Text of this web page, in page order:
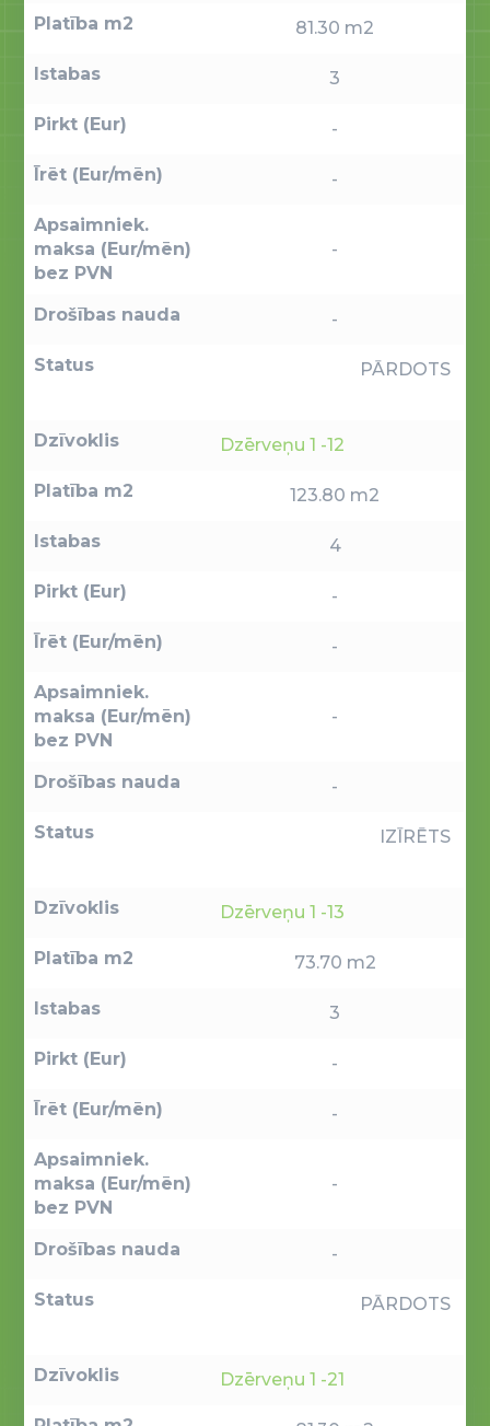
Platība m2 81.30 m2
Istabas 3
Pirkt (Eur) -
Īrēt (Eur/mēn) -
Apsaimniek.
maksa (Eur/mēn)
bez PVN
-
Drošības nauda -
Status PĀRDOTS
Dzīvoklis Dzērveņu 1 -12
Platība m2 123.80 m2
Istabas 4
Pirkt (Eur) -
Īrēt (Eur/mēn) -
Apsaimniek.
maksa (Eur/mēn)
bez PVN
-
Drošības nauda -
Status IZĪRĒTS
Dzīvoklis Dzērveņu 1 -13
Platība m2 73.70 m2
Istabas 3
Pirkt (Eur) -
Īrēt (Eur/mēn) -
Apsaimniek.
maksa (Eur/mēn)
bez PVN
-
Drošības nauda -
Status PĀRDOTS
Dzīvoklis Dzērveņu 1 -21